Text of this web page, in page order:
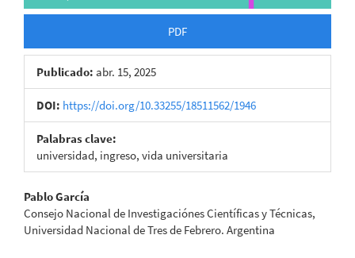
PDF
Publicado: abr. 15, 2025
DOI: https://doi.org/10.33255/18511562/1946
Palabras clave:
universidad, ingreso, vida universitaria
Contenido
principal
Pablo García
Consejo Nacional de Investigaciónes Científicas y Técnicas,
Universidad Nacional de Tres de Febrero. Argentina